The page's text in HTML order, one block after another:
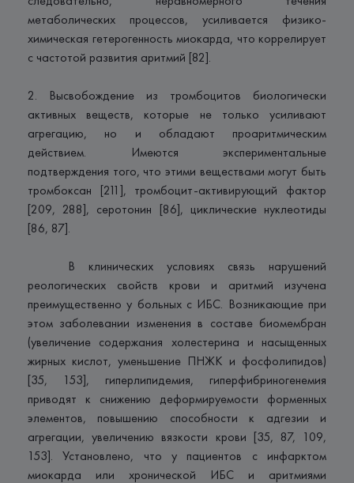
метаболических процессов, усиливается физико-
химическая гетерогенность миокарда, что коррелирует
с частотой развития аритмий [82].
2. Высвобождение из тромбоцитов биологически
активных веществ, которые не только усиливают
агрегацию, но и обладают проаритмическим
действием. Имеются экспериментальные
подтверждения того, что этими веществами могут быть
тромбоксан [211], тромбоцит-активирующий фактор
[209, 288], серотонин [86], циклические нуклеотиды
[86, 87].
В клинических условиях связь нарушений
реологических свойств крови и аритмий изучена
преимущественно у больных с ИБС. Возникающие при
этом заболевании изменения в составе биомембран
(увеличение содержания холестерина и насыщенных
жирных кислот, уменьшение ПНЖК и фосфолипидов)
[35, 153], гиперлипидемия, гиперфибриногенемия
приводят к снижению деформируемости форменных
элементов, повышению способности к адгезии и
агрегации, увеличению вязкости крови [35, 87, 109,
153]. Установлено, что у пациентов с инфарктом
миокарда или хронической ИБС и аритмиями